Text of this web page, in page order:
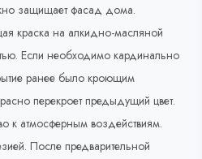
защищает фасад дома.
краска на алкидно-масляной
Если необходимо кардинально
ранее было кроющим
перекроет предыдущий цвет.
к атмосферным воздействиям.
После предварительной